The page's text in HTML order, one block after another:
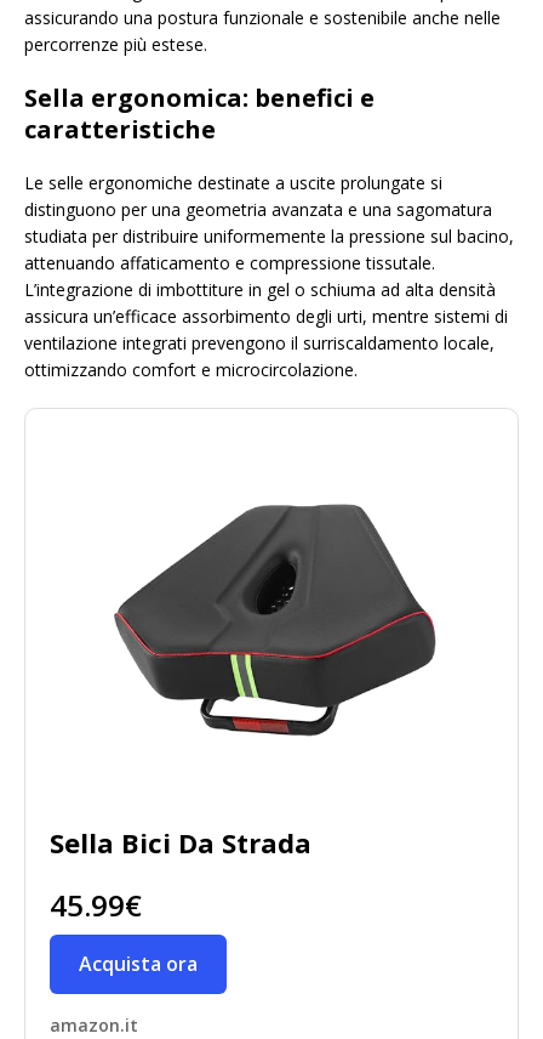
assicurando una postura funzionale e sostenibile anche nelle
percorrenze più estese.
Sella ergonomica: benefici e
caratteristiche
Le selle ergonomiche destinate a uscite prolungate si
distinguono per una geometria avanzata e una sagomatura
studiata per distribuire uniformemente la pressione sul bacino,
attenuando affaticamento e compressione tissutale.
L’integrazione di imbottiture in gel o schiuma ad alta densità
assicura un’efficace assorbimento degli urti, mentre sistemi di
ventilazione integrati prevengono il surriscaldamento locale,
ottimizzando comfort e microcircolazione.
Sella Bici Da Strada
45.99€
Acquista ora
amazon.it